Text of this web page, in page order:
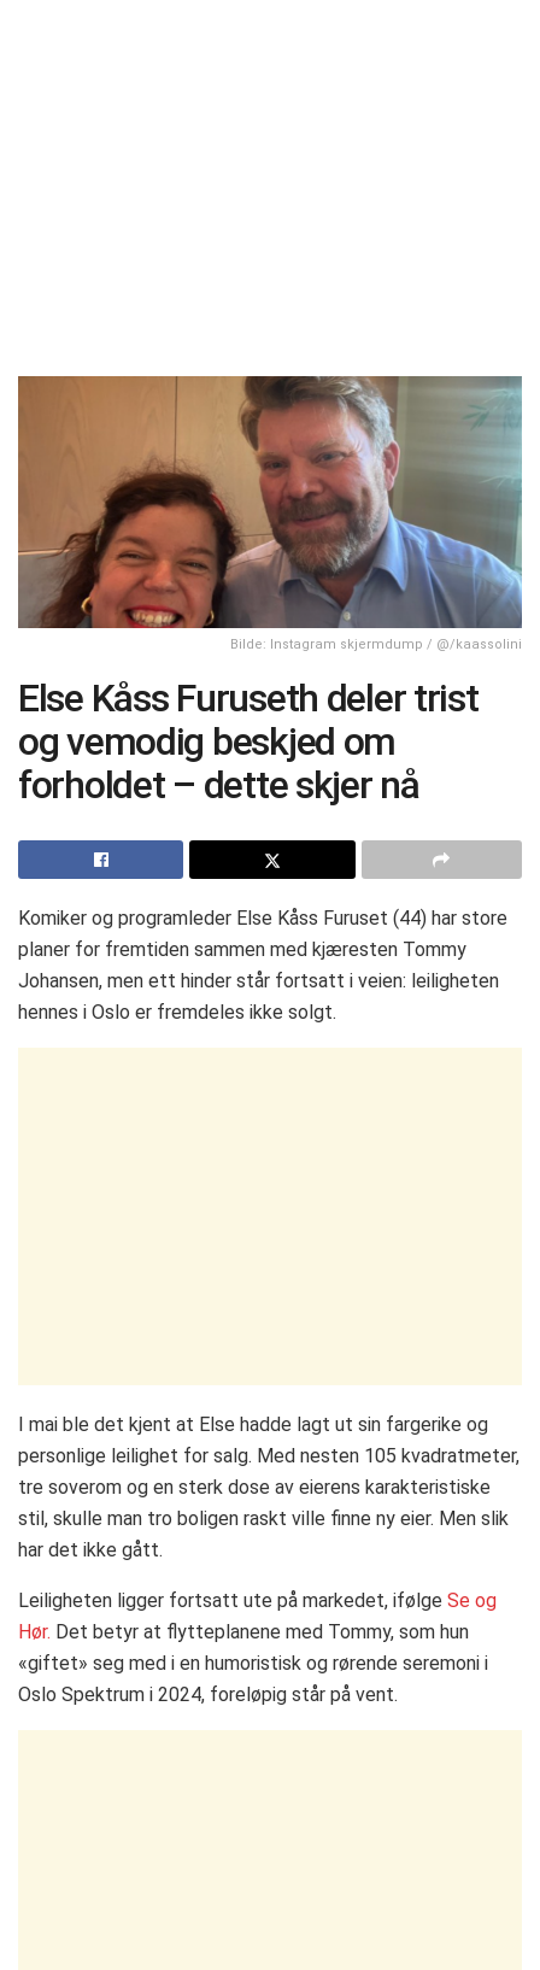
Bilde: Instagram skjermdump / @/kaassolini
Else Kåss Furuseth deler trist
og vemodig beskjed om
forholdet – dette skjer nå
Komiker og programleder Else Kåss Furuset (44) har store
planer for fremtiden sammen med kjæresten Tommy
Johansen, men ett hinder står fortsatt i veien: leiligheten
hennes i Oslo er fremdeles ikke solgt.
I mai ble det kjent at Else hadde lagt ut sin fargerike og
personlige leilighet for salg. Med nesten 105 kvadratmeter,
tre soverom og en sterk dose av eierens karakteristiske
stil, skulle man tro boligen raskt ville finne ny eier. Men slik
har det ikke gått.
Leiligheten ligger fortsatt ute på markedet, ifølge Se og
Hør. Det betyr at flytteplanene med Tommy, som hun
«giftet» seg med i en humoristisk og rørende seremoni i
Oslo Spektrum i 2024, foreløpig står på vent.